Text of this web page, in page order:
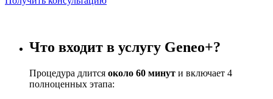
Что входит в услугу Geneo+?
Процедура длится около 60 минут и включает 4
полноценных этапа: